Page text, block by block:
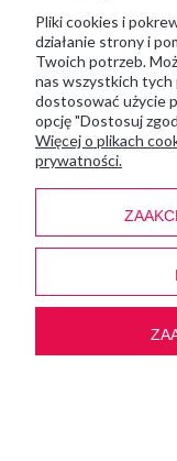
ul. Łąkowa 10, 63-
tel:666 557 551
mail:
Pliki cookies i
działanie strony i
Twoich potrzeb.
nas wszystkich tych
dostosować użycie
opcję "Dostosuj
Więcej o plikach
prywatności.